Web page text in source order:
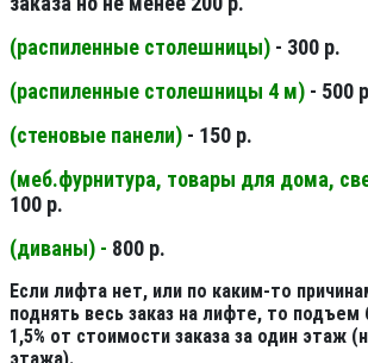
(распиленные столешницы) - 300 р.
(распиленные столешницы 4 м) - 500
(стеновые панели) - 150 р.
(меб.фурнитура, товары для дома,
100 р.
(диваны) - 800 р.
Если лифта нет, или по каким-то
поднять весь заказ на лифте, то
1,5% от стоимости заказа за один этаж